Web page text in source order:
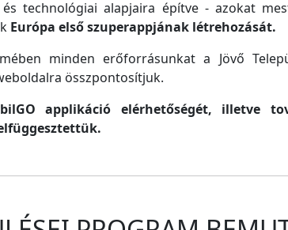
technológiai alapjaira építve - azokat
Európa első szuperappjának létrehozását.
minden erőforrásunkat a Jövő
összpontosítjuk.
applikáció elérhetőségét, illetve